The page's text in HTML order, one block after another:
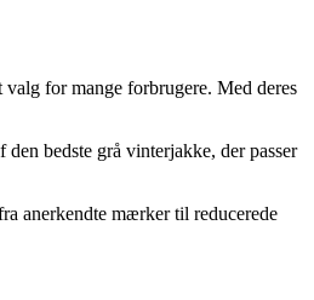
for mange forbrugere. Med deres
bedste grå vinterjakke, der passer
anerkendte mærker til reducerede